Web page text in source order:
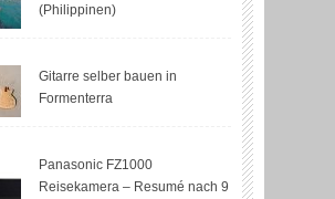
(Philippinen)
Gitarre selber bauen in
Formenterra
Panasonic FZ1000
Reisekamera – Resumé nach 9